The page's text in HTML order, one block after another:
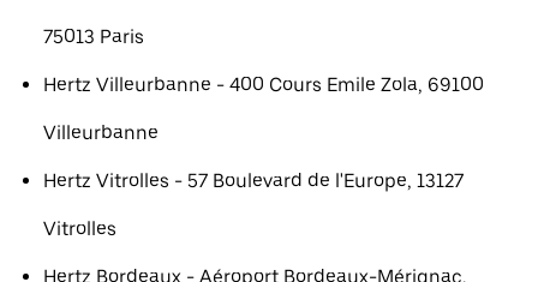
75013 Paris
Hertz Villeurbanne - 400 Cours Emile Zola, 69100
Villeurbanne
Hertz Vitrolles - 57 Boulevard de l'Europe, 13127
Vitrolles
Hertz Bordeaux - Aéroport Bordeaux-Mérignac,